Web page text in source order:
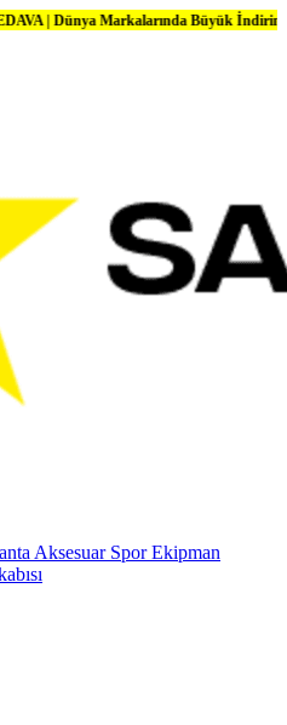
Markalarında Büyük İndirimler
Aksesuar Spor Ekipman